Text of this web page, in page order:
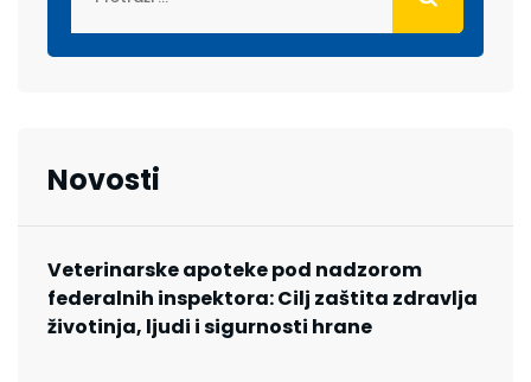
Novosti
Veterinarske apoteke pod nadzorom
federalnih inspektora: Cilj zaštita zdravlja
životinja, ljudi i sigurnosti hrane